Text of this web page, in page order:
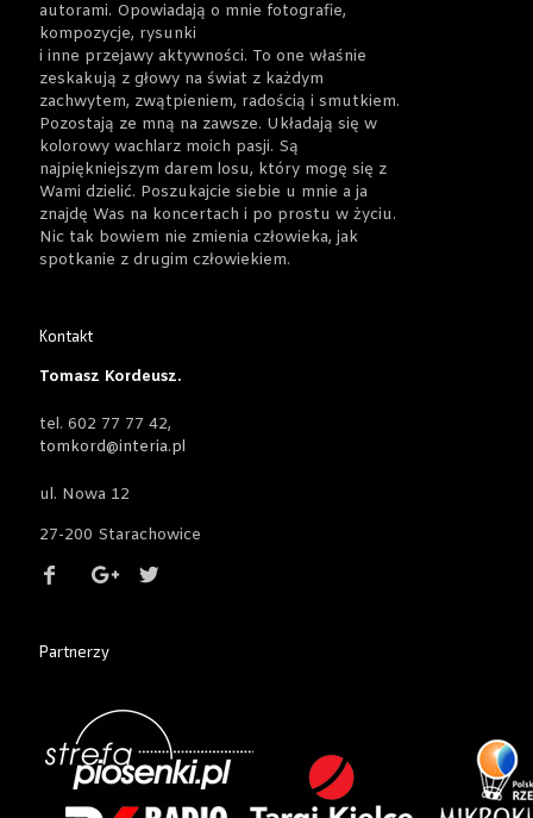
autorami. Opowiadają o mnie fotografie,
kompozycje, rysunki
i inne przejawy aktywności. To one właśnie
zeskakują z głowy na świat z każdym
zachwytem, zwątpieniem, radością i smutkiem.
Pozostają ze mną na zawsze. Układają się w
kolorowy wachlarz moich pasji. Są
najpiękniejszym darem losu, który mogę się z
Wami dzielić. Poszukajcie siebie u mnie a ja
znajdę Was na koncertach i po prostu w życiu.
Nic tak bowiem nie zmienia człowieka, jak
spotkanie z drugim człowiekiem.
Kontakt
Tomasz Kordeusz.
tel. 602 77 77 42,
tomkord@interia.pl
ul. Nowa 12
27-200 Starachowice
Partnerzy